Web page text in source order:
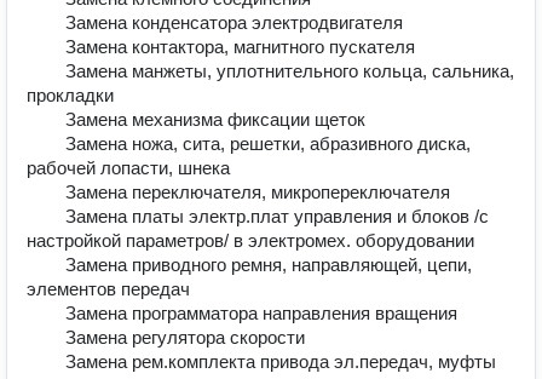
прокладки
рабочей лопасти, шнека
настройкой параметров/ в электромех. оборудовании
элементов передач